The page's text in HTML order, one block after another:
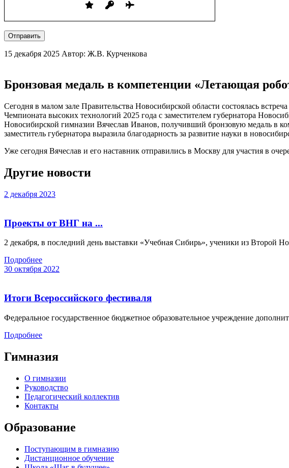
Отправить
15 декабря 2025 Автор: Ж.В. Курченкова
Бронзовая медаль в компетенции «Летающая
Сегодня в малом зале Правительства Новосибирской области состоялась
Чемпионата высоких технологий 2025 года с заместителем губернатора
Новосибирской гимназии Вячеслав Иванов, получивший бронзовую медаль в
заместитель губернатора выразила благодарность за развитие науки в
Уже сегодня Вячеслав и его наставник отправились в Москву для участия в
Другие новости
2 декабря 2023
Проекты от ВНГ на ...
2 декабря, в последний день выставки «Учебная Сибирь», ученики из Второй
Подробнее
30 октября 2022
Итоги Всероссийского фестиваля
Федеральное государственное бюджетное образовательное учреждение
Подробнее
Гимназия
О гимназии
Руководство
Педагогический коллектив
Контакты
Образование
Поступающим в гимназию
Дистанционное обучение